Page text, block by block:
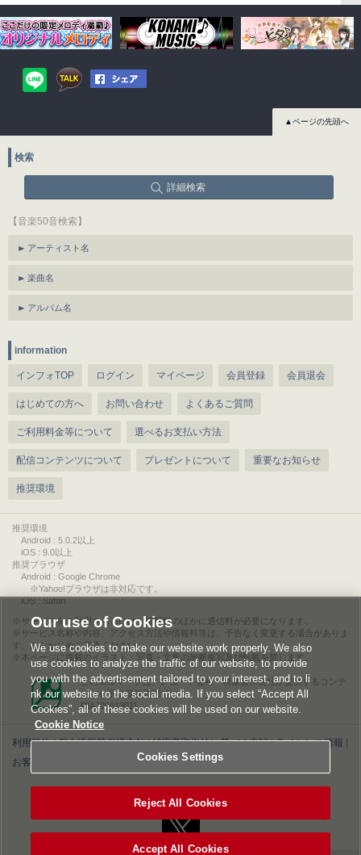
▲ページの先頭へ
検索
詳細検索
【音楽50音検索】
アーティスト名
楽曲名
アルバム名
information
インフォTOP ログイン マイページ 会員登録 会員退会
はじめての方へ お問い合わせ よくあるご質問
ご利用料金等について 選べるお支払い方法
配信コンテンツについて プレゼントについて 重要なお知らせ
推奨環境
推奨環境
Android : 5.0.2以上
iOS : 9.0以上
推奨ブラウザ
Android : Google Chrome
※Yahoo!ブラウザは非対応です。
iOS : Safari
サービスをご利用されるには、情報料のほかに通信料が必要になります。
サービス名称や内容、アクセス方法や情報料等は、予告なく変更する場合がありま
す。あらかじめご了承ください。
本ページに掲載のイラスト・写真・文章の無断複写及び転載を禁じます。
このエルマークは、レコード会社・映像製作会社が提供するコンテ
ンツを示す登録商標です。
RIAJ00013011
利用規約|個人情報等保護方針|特定商取引法に基づく表記|ライセンス情報
お客様情報の外部送信について|Cookies Settings
Our use of Cookies
We use cookies to make our website work properly. We also
use cookies to analyze the traffic of our website, to provide
you with the advertisement tailored to your interest, and to li
nk our website to the social media. If you select “Accept All
Cookies”, all of these cookies will be used on our website.
Cookie Notice
Cookies Settings
Reject All Cookies
Accept All Cookies